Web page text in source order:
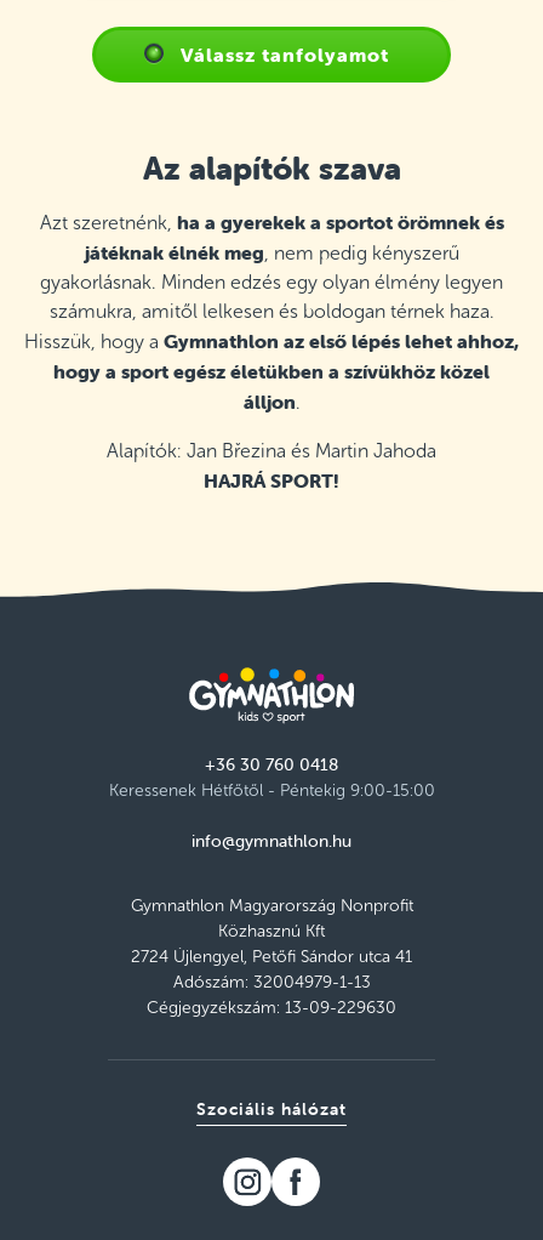
Válassz tanfolyamot
Az alapítók szava
Azt szeretnénk, ha a gyerekek a sportot örömnek és
játéknak élnék meg , nem pedig kényszerű
gyakorlásnak. Minden edzés egy olyan élmény legyen
számukra, amitől lelkesen és boldogan térnek haza.
Hisszük, hogy a Gymnathlon az első lépés lehet ahhoz,
hogy a sport egész életükben a szívükhöz közel
álljon.
Alapítók: Jan Březina és Martin Jahoda
HAJRÁ SPORT!
+36 30 760 0418
Keressenek Hétfőtől - Péntekig 9:00-15:00
info@gymnathlon.hu
Gymnathlon Magyarország Nonprofit
Közhasznú Kft
2724 Újlengyel, Petőfi Sándor utca 41
Adószám: 32004979-1-13
Cégjegyzékszám: 13-09-229630
Szociális hálózat